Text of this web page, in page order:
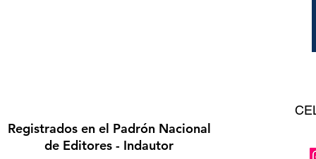
Registrados en el Padrón Nacional
de Editores - Indautor